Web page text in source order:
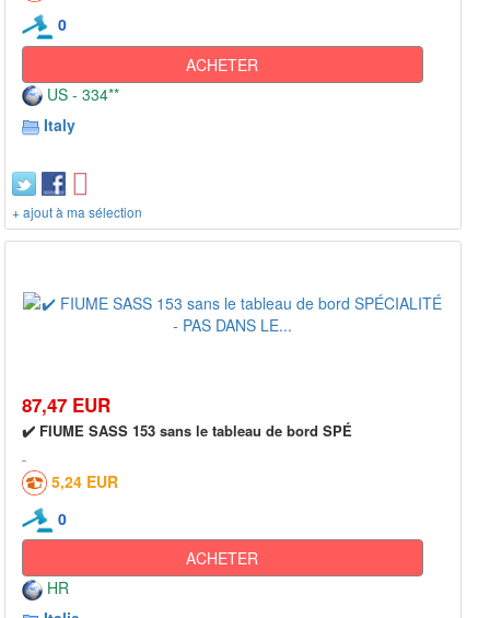
0
ACHETER
US - 334**
Italy
+ ajout à ma sélection
87,47 EUR
✔️ FIUME SASS 153 sans le tableau de bord SPÉ
5,24 EUR
0
ACHETER
HR